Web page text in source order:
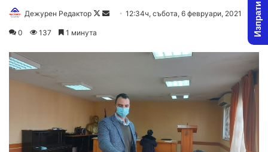
Дежурен Редактор
F
o
n
X
e
m
a
i
12:34ч, събота, 6 февруари, 2021
0 137 1 минута